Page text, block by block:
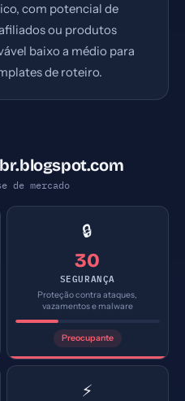
com potencial de
ou produtos
baixo a médio para
de roteiro.
de mercado
🔒
30
SEGURANÇA
Proteção contra ataques,
vazamentos e malware
Preocupante
⚡